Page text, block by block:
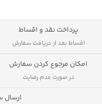
پرداخت نقد و اقساط
اقساط بعد از دریافت سفارش
امکان مرجوع کردن سفارش
در صورت عدم رضایت
ارسال